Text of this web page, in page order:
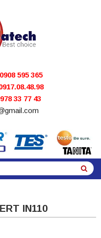
0908 595 365
33 77 43
IN110